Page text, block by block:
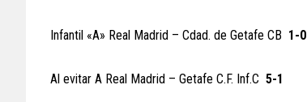
Infantil «A» Real Madrid – Cdad. de Getafe CB 1-0
Al evitar A Real Madrid – Getafe C.F. Inf.C 5-1